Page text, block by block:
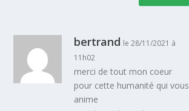
bertrand le 28/11/2021 à
11h02
merci de tout mon coeur
pour cette humanité qui vous
anime